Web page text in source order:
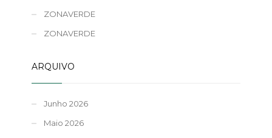
ZONAVERDE
ZONAVERDE
ARQUIVO
Junho 2026
Maio 2026